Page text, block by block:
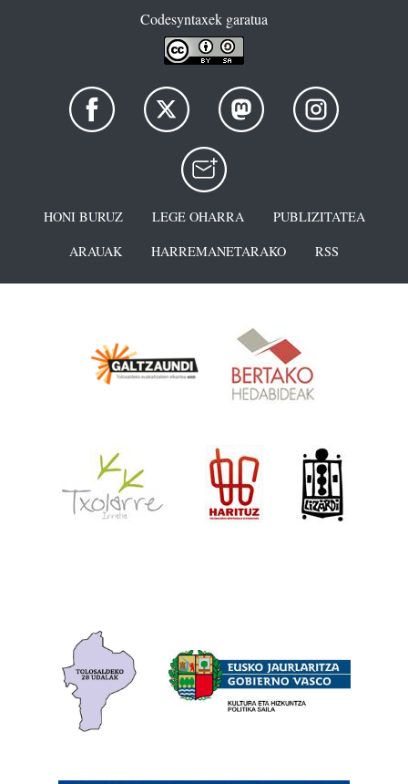
Codesyntaxek garatua
HONI BURUZ LEGE OHARRA
PUBLIZITATEA
ARAUAK
HARREMANETARAKO RSS